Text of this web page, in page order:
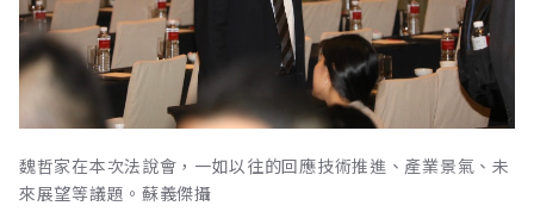
魏哲家在本次法說會，一如以往的回應技術推進、產業景氣、未
來展望等議題。蘇義傑攝